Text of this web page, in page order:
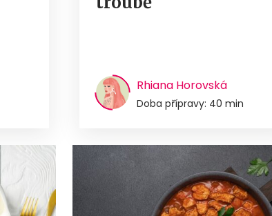
Rhiana Horovská
Doba přípravy: 40 min